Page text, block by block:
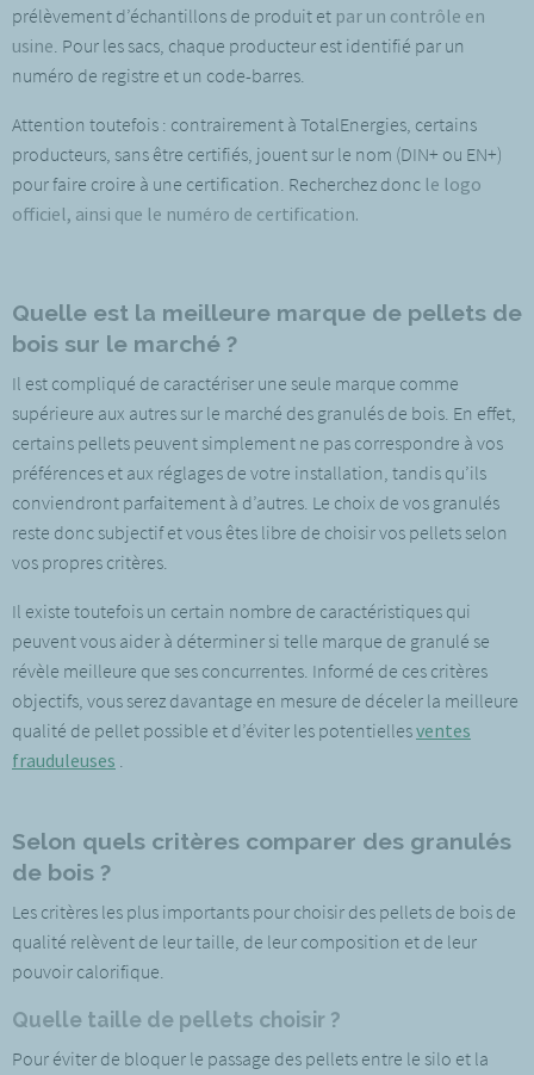
prélèvement d’échantillons de produit et par un contrôle en
usine. Pour les sacs, chaque producteur est identifié par un
numéro de registre et un code-barres.
Attention toutefois : contrairement à TotalEnergies, certains
producteurs, sans être certifiés, jouent sur le nom (DIN+ ou EN+)
pour faire croire à une certification. Recherchez donc le logo
officiel, ainsi que le numéro de certification.
Quelle est la meilleure marque de pellets de
bois sur le marché ?
Il est compliqué de caractériser une seule marque comme
supérieure aux autres sur le marché des granulés de bois. En effet,
certains pellets peuvent simplement ne pas correspondre à vos
préférences et aux réglages de votre installation, tandis qu’ils
conviendront parfaitement à d’autres. Le choix de vos granulés
reste donc subjectif et vous êtes libre de choisir vos pellets selon
vos propres critères.
Il existe toutefois un certain nombre de caractéristiques qui
peuvent vous aider à déterminer si telle marque de granulé se
révèle meilleure que ses concurrentes. Informé de ces critères
objectifs, vous serez davantage en mesure de déceler la meilleure
qualité de pellet possible et d’éviter les potentiellesventes
frauduleuses .
Selon quels critères comparer des granulés
de bois ?
Les critères les plus importants pour choisir des pellets de bois de
qualité relèvent de leur taille, de leur composition et de leur
pouvoir calorifique.
Quelle taille de pellets choisir ?
Pour éviter de bloquer le passage des pellets entre le silo et la